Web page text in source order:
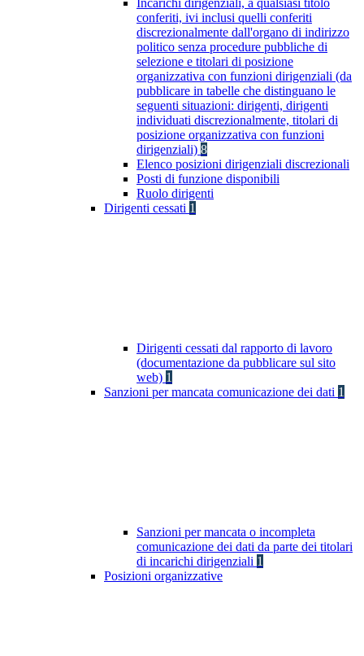
Incarichi dirigenziali, a qualsiasi titolo
conferiti, ivi inclusi quelli conferiti
discrezionalmente dall'organo di indirizzo
politico senza procedure pubbliche di
selezione e titolari di posizione
organizzativa con funzioni dirigenziali (da
pubblicare in tabelle che distinguano le
seguenti situazioni: dirigenti, dirigenti
individuati discrezionalmente, titolari di
posizione organizzativa con funzioni
dirigenziali) 8
Elenco posizioni dirigenziali discrezionali
Posti di funzione disponibili
Ruolo dirigenti
Dirigenti cessati 1
Dirigenti cessati dal rapporto di lavoro
(documentazione da pubblicare sul sito
web) 1
Sanzioni per mancata comunicazione dei dati 1
Sanzioni per mancata o incompleta
comunicazione dei dati da parte dei titolari
di incarichi dirigenziali 1
Posizioni organizzative